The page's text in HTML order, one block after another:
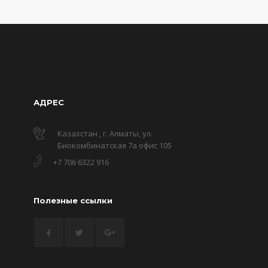
АДРЕС
Казахстан , г. Алматы, ул.
Биокомбинатская 7а офис 105
+7 706 6322 916
Полезные ссылки